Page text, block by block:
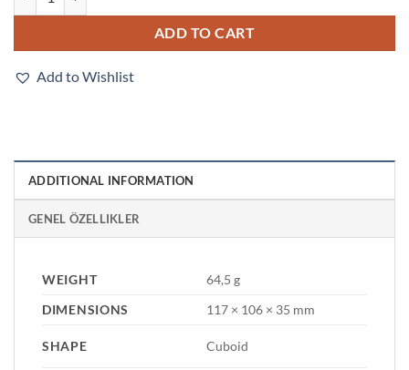
ADD TO CART
Add to Wishlist
ADDITIONAL INFORMATION
GENEL ÖZELLIKLER
WEIGHT
64,5 g
DIMENSIONS
117 × 106 × 35 mm
SHAPE Cuboid